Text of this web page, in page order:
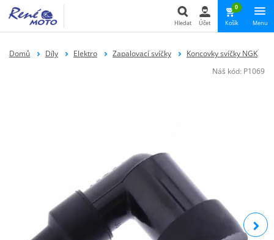
Hledat
Hledat Účet
0
Košík Menu
Domů Díly Elektro Zapalovací svíčky
Koncovky svíčky NGK
Náš kód: P1069